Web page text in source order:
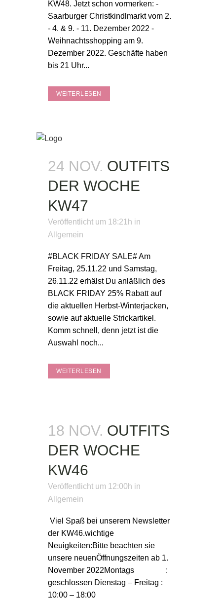
KW48. Jetzt schon vormerken: -
Saarburger Christkindlmarkt vom 2.
- 4. & 9. - 11. Dezember 2022 -
Weihnachtsshopping am 9.
Dezember 2022. Geschäfte haben
bis 21 Uhr...
WEITERLESEN
24 NOV. OUTFITS
DER WOCHE
KW47
Veröffentlicht um 18:21h in
Allgemein
#BLACK FRIDAY SALE# Am
Freitag, 25.11.22 und Samstag,
26.11.22 erhälst Du anläßlich des
BLACK FRIDAY 25% Rabatt auf
die aktuellen Herbst-Winterjacken,
sowie auf aktuelle Strickartikel.
Komm schnell, denn jetzt ist die
Auswahl noch...
WEITERLESEN
18 NOV. OUTFITS
DER WOCHE
KW46
Veröffentlicht um 12:00h in
Allgemein
Viel Spaß bei unserem Newsletter
der KW46.wichtige
Neuigkeiten:Bitte beachten sie
unsere neuenÖffnungszeiten ab 1.
November 2022Montags :
geschlossen Dienstag – Freitag :
10:00 – 18:00